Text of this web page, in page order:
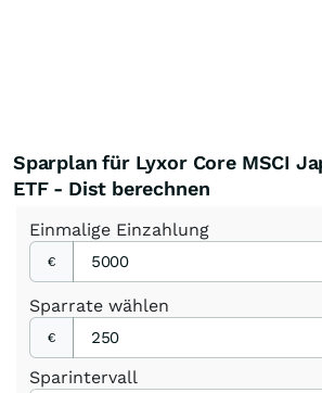
Sparplan für Lyxor Core MSCI
ETF - Dist berechnen
Einmalige Einzahlung
€
Sparrate wählen
€
Sparintervall